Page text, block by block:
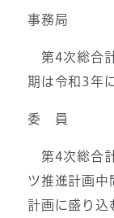
事務局
第4次総合
期は令和3年
委 員
第4次総合
ツ推進計画中
計画に盛り込